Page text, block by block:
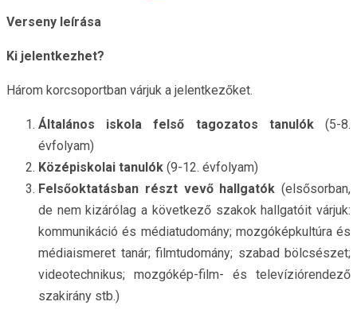
Verseny leírása
Ki jelentkezhet?
Három korcsoportban várjuk a jelentkezőket.
Általános iskola felső tagozatos tanulók (5-8.
évfolyam)
Középiskolai tanulók (9-12. évfolyam)
Felsőoktatásban részt vevő hallgatók (elsősorban,
de nem kizárólag a következő szakok hallgatóit várjuk:
kommunikáció és médiatudomány; mozgóképkultúra és
médiaismeret tanár; filmtudomány; szabad bölcsészet;
videotechnikus; mozgókép-film- és televíziórendező
szakirány stb.)